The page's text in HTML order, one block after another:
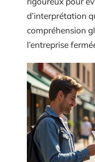
d’interprétation
compréhension
l’entreprise